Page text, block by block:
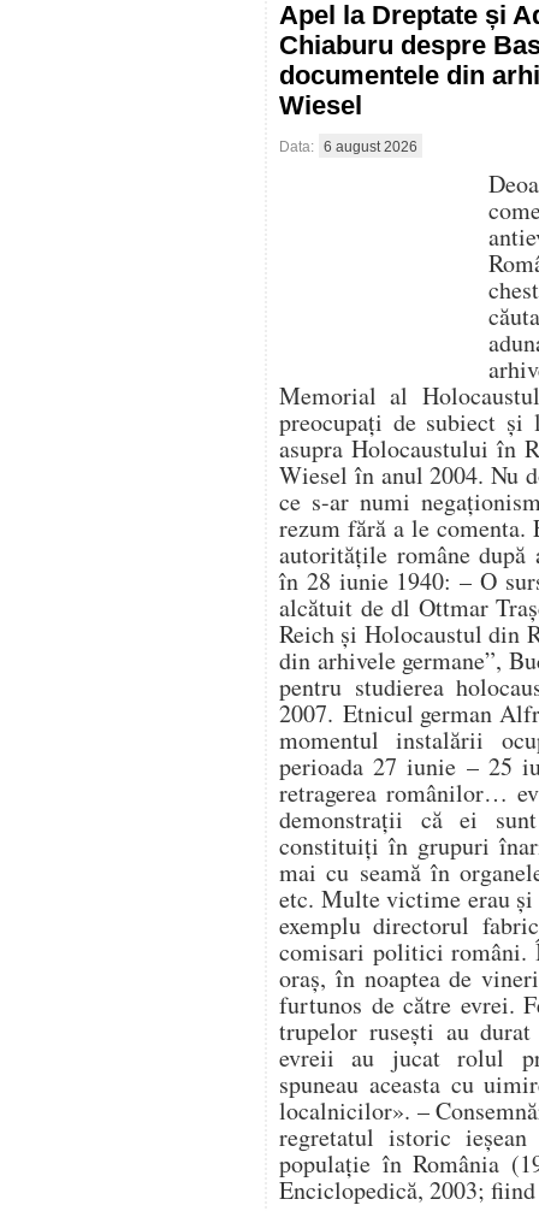
Apel la Dreptate și
Chiaburu despre
documentele din
Wiesel
Data: 6 august 2026
Memorial al
preocupați de subiect
asupra Holocaustului în
Wiesel în anul 2004. Nu
ce s-ar numi
rezum fără a le comenta.
autoritățile române după
în 28 iunie 1940: – O
alcătuit de dl Ottmar
Reich și Holocaustul din
din arhivele germane”,
pentru studierea
2007. Etnicul german
momentul instalării
perioada 27 iunie – 25
retragerea românilor…
demonstrații că ei
constituiți în grupuri
mai cu seamă în
etc. Multe victime erau
exemplu directorul
comisari politici români.
oraș, în noaptea de
furtunos de către evrei.
trupelor rusești au
evreii au jucat rolul
spuneau aceasta cu
localnicilor». –
regretatul istoric
populație în România
Enciclopedică, 2003;